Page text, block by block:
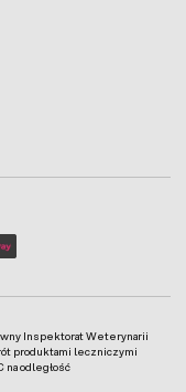
Inspektorat Weterynarii
produktami leczniczymi
na odległość